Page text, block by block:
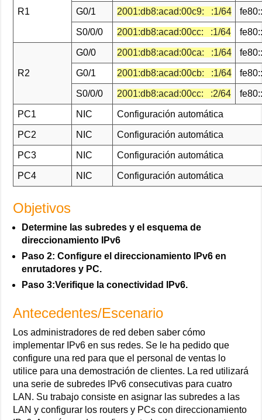
R1 G0/1 2001:db8:acad:00c9: :1/64
S0/0/0 2001:db8:acad:00cc: :1/64
R2
G0/0 2001:db8:acad:00ca: :1/64
G0/1 2001:db8:acad:00cb: :1/64
S0/0/0 2001:db8:acad:00cc: :2/64
PC1 NIC Configuración automática
PC2 NIC Configuración automática
PC3 NIC Configuración automática
PC4 NIC Configuración automática
Objetivos
Determine las subredes y el esquema de
direccionamiento IPv6
Paso 2: Configure el direccionamiento IPv6 en
enrutadores y PC.
Paso 3:Verifique la conectividad IPv6.
Antecedentes/Escenario
Los administradores de red deben saber cómo
implementar IPv6 en sus redes. Se le ha pedido que
configure una red para que el personal de ventas lo
utilice para una demostración de clientes. La red utilizará
una serie de subredes IPv6 consecutivas para cuatro
LAN. Su trabajo consiste en asignar las subredes a las
LAN y configurar los routers y PCs con direccionamiento